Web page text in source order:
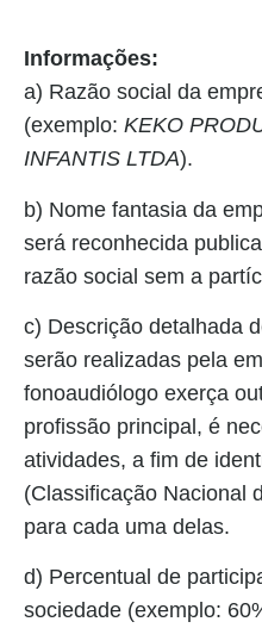
Informações:
a) Razão social da
(exemplo: KEKO
INFANTIS LTDA).
b) Nome fantasia da
será reconhecida
razão social sem a
c) Descrição detalhada
serão realizadas pela
fonoaudiólogo exerça
profissão principal, é
atividades, a fim de
(Classificação Nacional
para cada uma delas.
d) Percentual de
sociedade (exemplo: